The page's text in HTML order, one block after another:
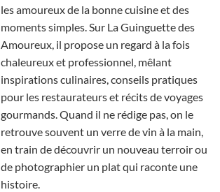
les amoureux de la bonne cuisine et des
moments simples. Sur La Guinguette des
Amoureux, il propose un regard à la fois
chaleureux et professionnel, mêlant
inspirations culinaires, conseils pratiques
pour les restaurateurs et récits de voyages
gourmands. Quand il ne rédige pas, on le
retrouve souvent un verre de vin à la main,
en train de découvrir un nouveau terroir ou
de photographier un plat qui raconte une
histoire.